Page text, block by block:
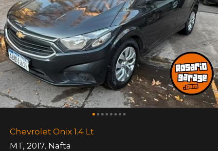
Chevrolet Onix 1.4 Lt
MT, 2017, Nafta